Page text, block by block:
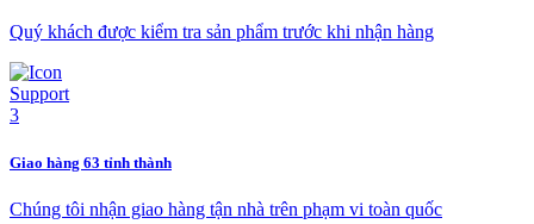
Quý khách được kiểm tra sản phẩm trước khi nhận hàng
Giao hàng 63 tỉnh thành
Chúng tôi nhận giao hàng tận nhà trên phạm vi toàn quốc